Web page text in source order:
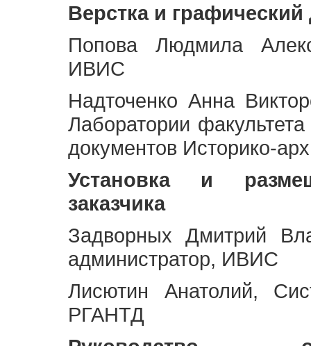
Верстка и графический
Попова Людмила
ИВИС
Надточенко Анна
Лаборатории
документов Историко-
Установка и
заказчика
Задворных Дмитрий
администратор, ИВИС
Лисютин Анатолий,
РГАНТД